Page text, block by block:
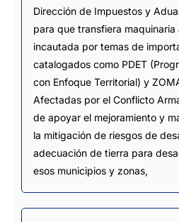
Dirección de Impuestos y
para que transfiera
incautada por temas de
catalogados como PDET
con Enfoque Territorial) y
Afectadas por el Conflicto
de apoyar el mejoramiento y
la mitigación de riesgos de
adecuación de tierra para
esos municipios y zonas,